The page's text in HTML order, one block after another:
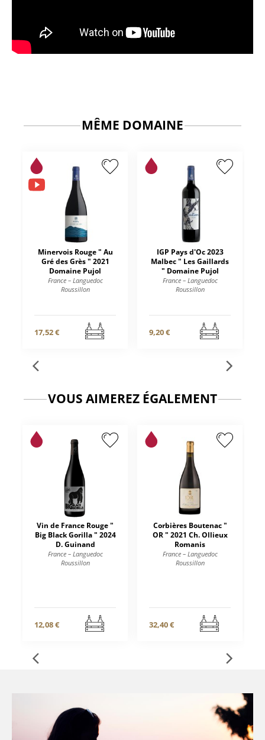
MÊME DOMAINE
Minervois Rouge " Au
Gré des Grès " 2021
Domaine Pujol
France – Languedoc
Roussillon
17,52 €
IGP Pays d'Oc 2023
Malbec " Les Gaillards
" Domaine Pujol
France – Languedoc
Roussillon
9,20 €
VOUS AIMEREZ ÉGALEMENT
Vin de France Rouge "
Big Black Gorilla " 2024
D. Guinand
France – Languedoc
Roussillon
12,08 €
Corbières Boutenac "
OR " 2021 Ch. Ollieux
Romanis
France – Languedoc
Roussillon
32,40 €